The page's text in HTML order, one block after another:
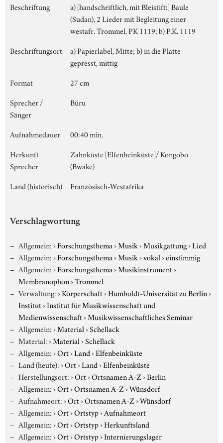
Beschriftung
a) [handschriftlich, mit Bleistift:] Baule
(Sudan), 2 Lieder mit Begleitung einer
westafr. Trommel, PK 1119; b) P.K. 1119
Beschriftungsort
a) Papierlabel, Mitte; b) in die Platte
gepresst, mittig
Format
27 cm
Sprecher /
Sänger
Búru
Aufnahmedauer
00:40 min.
Herkunft
Sprecher
Zahnküste [Elfenbeinküste]/ Kongobo
(Bwake)
Land (historisch)
Französisch-Westafrika
Verschlagwortung
Allgemein:›Forschungsthema›Musik›Musikgattung›Lied
Allgemein:›Forschungsthema›Musik›vokal›einstimmig
Allgemein:›Forschungsthema›Musikinstrument›
Membranophon›Trommel
Verwaltung:›Körperschaft›Humboldt-Universität zu Berlin›
Institut›Institut für Musikwissenschaft und
Medienwissenschaft›Musikwissenschaftliches Seminar
Allgemein:›Material›Schellack
Material:›Material›Schellack
Allgemein:›Ort›Land›Elfenbeinküste
Land (heute):›Ort›Land›Elfenbeinküste
Herstellungsort:›Ort›Ortsnamen A-Z›Berlin
Allgemein:›Ort›Ortsnamen A-Z›Wünsdorf
Aufnahmeort:›Ort›Ortsnamen A-Z›Wünsdorf
Allgemein:›Ort›Ortstyp›Aufnahmeort
Allgemein:›Ort›Ortstyp›Herkunftsland
Allgemein:›Ort›Ortstyp›Internierungslager